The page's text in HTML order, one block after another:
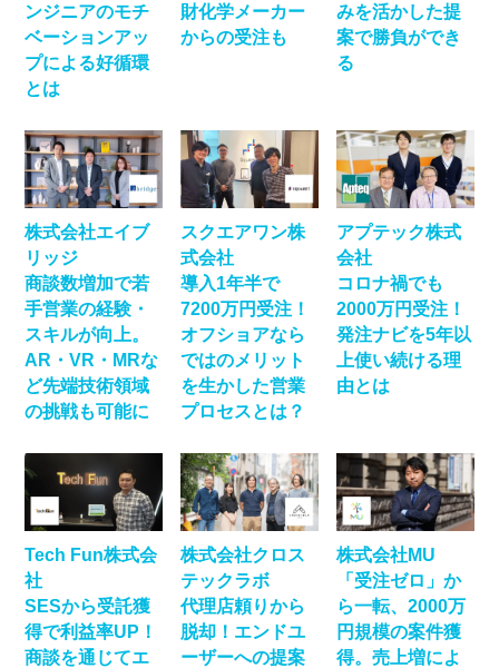
ンジニアのモチ
ベーションアッ
プによる好循環
とは
財化学メーカー
からの受注も
みを活かした提
案で勝負ができ
る
株式会社エイブ
リッジ
商談数増加で若
手営業の経験・
スキルが向上。
AR・VR・MRな
ど先端技術領域
の挑戦も可能に
スクエアワン株
式会社
導入1年半で
7200万円受注！
オフショアなら
ではのメリット
を生かした営業
プロセスとは？
アプテック株式
会社
コロナ禍でも
2000万円受注！
発注ナビを5年以
上使い続ける理
由とは
Tech Fun株式会
社
SESから受託獲
得で利益率UP！
商談を通じてエ
株式会社クロス
テックラボ
代理店頼りから
脱却！エンドユ
ーザーへの提案
株式会社MU
「受注ゼロ」か
ら一転、2000万
円規模の案件獲
得。売上増によ